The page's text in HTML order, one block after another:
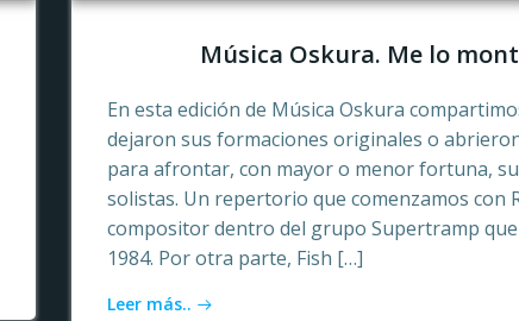
Música Oskura. Me lo
En esta edición de Música Oskura
dejaron sus formaciones originales o
para afrontar, con mayor o menor fortuna,
solistas. Un repertorio que comenzamos con
compositor dentro del grupo Supertramp
1984. Por otra parte, Fish […]
Leer más..